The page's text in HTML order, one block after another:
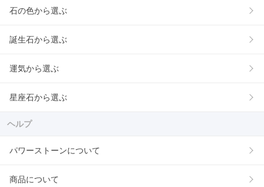
石の色から選ぶ
誕生石から選ぶ
運気から選ぶ
星座石から選ぶ
ヘルプ
パワーストーンについて
商品について